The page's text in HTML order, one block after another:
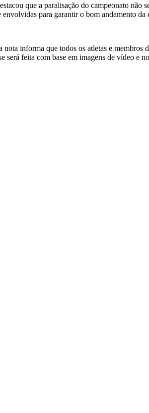
que a paralisação do campeonato
envolvidas para garantir o bom andamento
nota informa que todos os atletas e
será feita com base em imagens de vídeo e